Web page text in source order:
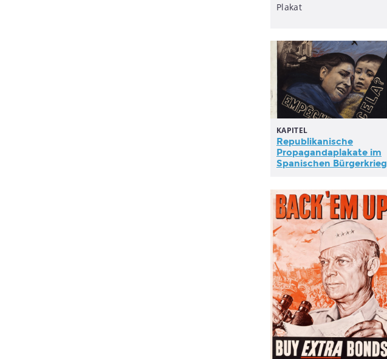
Plakat
KAPITEL
Republikanische
Propagandaplakate im
Spanischen Bürgerkrieg